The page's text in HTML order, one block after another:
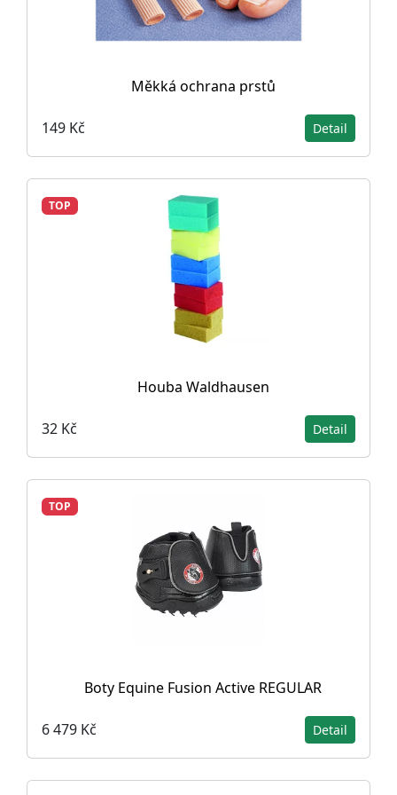
Měkká ochrana prstů
149 Kč Detail
TOP
Houba Waldhausen
32 Kč Detail
TOP
Boty Equine Fusion Active REGULAR
6 479 Kč Detail